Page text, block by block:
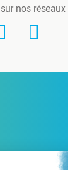
nos